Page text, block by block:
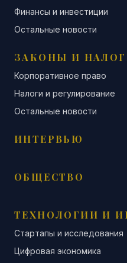
Финансы и инвестиции
Остальные новости
ЗАКОНЫ И
Корпоративное право
Налоги и регулирование
Остальные новости
ИНТЕРВЬЮ
ОБЩЕСТВО
ТЕХНОЛОГИИ И
Стартапы и исследования
Цифровая экономика